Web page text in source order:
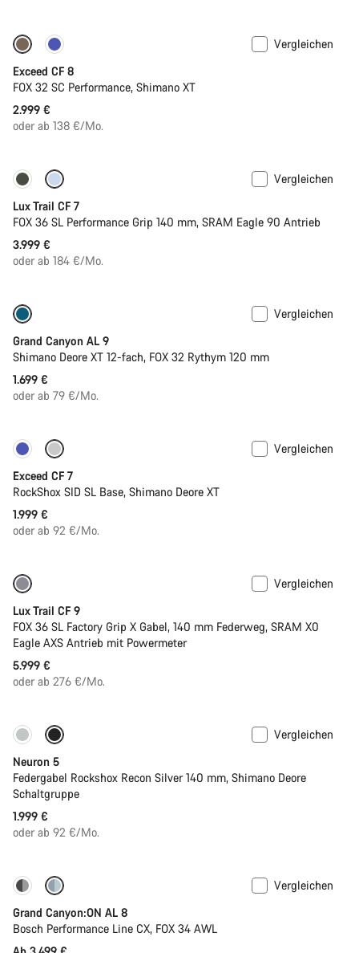
Neu
Vergleichen
Exceed CF 8
FOX 32 SC Performance, Shimano XT
2.999 €
oder ab 138 €/Mo.
Neu
Vergleichen
Lux Trail CF 7
FOX 36 SL Performance Grip 140 mm, SRAM Eagle 90 Antrieb
3.999 €
oder ab 184 €/Mo.
Vergleichen
Grand Canyon AL 9
Shimano Deore XT 12-fach, FOX 32 Rythym 120 mm
1.699 €
oder ab 79 €/Mo.
Neu
Vergleichen
Exceed CF 7
RockShox SID SL Base, Shimano Deore XT
1.999 €
oder ab 92 €/Mo.
Vergleichen
Lux Trail CF 9
FOX 36 SL Factory Grip X Gabel, 140 mm Federweg, SRAM X0
Eagle AXS Antrieb mit Powermeter
5.999 €
oder ab 276 €/Mo.
Neu
Vergleichen
Neuron 5
Federgabel Rockshox Recon Silver 140 mm, Shimano Deore
Schaltgruppe
1.999 €
oder ab 92 €/Mo.
Dropper Post
Vergleichen
Grand Canyon:ON AL 8
Bosch Performance Line CX, FOX 34 AWL